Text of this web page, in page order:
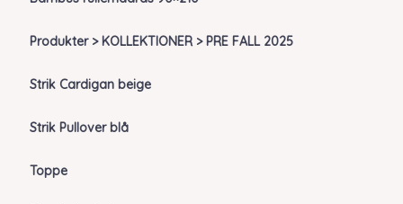
Produkter > KOLLEKTIONER > PRE FALL 2025
Strik Cardigan beige
Strik Pullover blå
Toppe